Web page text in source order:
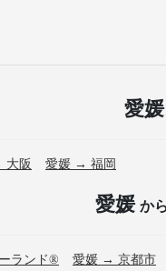
愛媛
大阪 愛媛 → 福岡
愛媛 か
ランド® 愛媛 → 京都市